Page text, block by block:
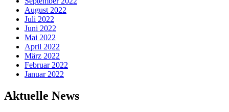
August 2022
Juli 2022
Juni 2022
Mai 2022
April 2022
März 2022
Februar 2022
Januar 2022
Aktuelle News